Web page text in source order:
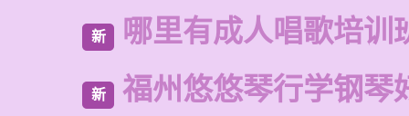
新 哪里有成人唱歌培训
新 福州悠悠琴行学钢琴